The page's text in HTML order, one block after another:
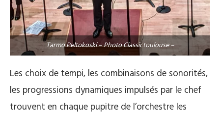
Tarmo Peltokoski – Photo Classictoulouse –
Les choix de tempi, les combinaisons de sonorités,
les progressions dynamiques impulsés par le chef
trouvent en chaque pupitre de l’orchestre les